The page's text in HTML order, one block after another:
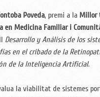
Poveda, premi a la Millor
en Medicina Familiar i
Desarrollo y Análisis de los
en el cribado de la
de la Inteligencia Artificial.
la viabilitat de sistemes